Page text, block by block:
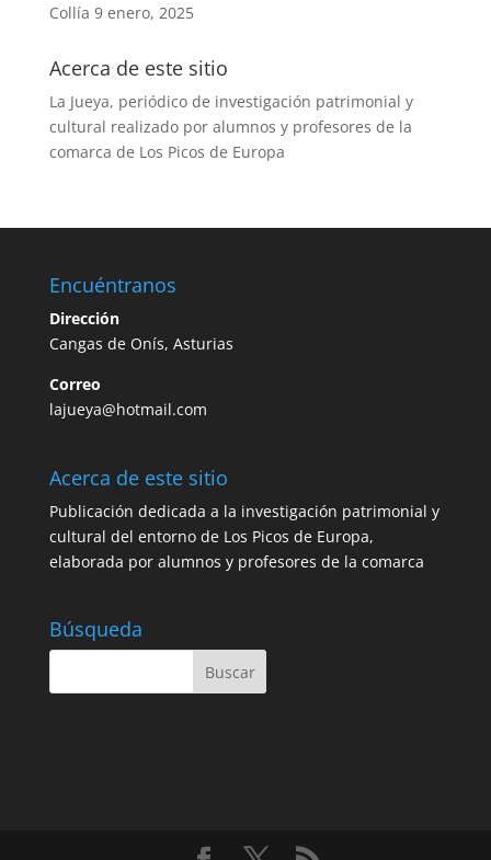
Collía 9 enero, 2025
Acerca de este sitio
La Jueya, periódico de investigación patrimonial y
cultural realizado por alumnos y profesores de la
comarca de Los Picos de Europa
Encuéntranos
Dirección
Cangas de Onís, Asturias
Correo
lajueya@hotmail.com
Acerca de este sitio
Publicación dedicada a la investigación patrimonial y
cultural del entorno de Los Picos de Europa,
elaborada por alumnos y profesores de la comarca
Búsqueda